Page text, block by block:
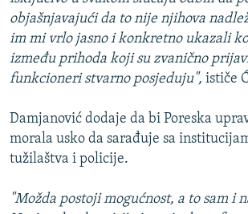
objašnjavajući da to nije njihova
im mi vrlo jasno i konkretno ukazali
između prihoda koji su zvanično
funkcioneri stvarno posjeduju", ističe
Damjanović dodaje da bi Poreska
morala usko da sarađuje sa
tužilaštva i policije.
"Možda postoji mogućnost, a to sam i